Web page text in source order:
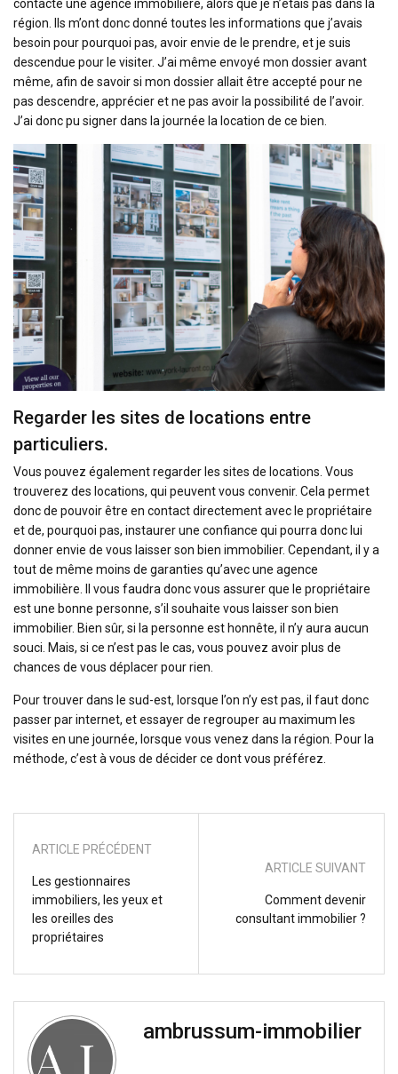
contacté une agence immobilière, alors que je n’étais pas dans la
région. Ils m’ont donc donné toutes les informations que j’avais
besoin pour pourquoi pas, avoir envie de le prendre, et je suis
descendue pour le visiter. J’ai même envoyé mon dossier avant
même, afin de savoir si mon dossier allait être accepté pour ne
pas descendre, apprécier et ne pas avoir la possibilité de l’avoir.
J’ai donc pu signer dans la journée la location de ce bien.
Regarder les sites de locations entre
particuliers.
Vous pouvez également regarder les sites de locations. Vous
trouverez des locations, qui peuvent vous convenir. Cela permet
donc de pouvoir être en contact directement avec le propriétaire
et de, pourquoi pas, instaurer une confiance qui pourra donc lui
donner envie de vous laisser son bien immobilier. Cependant, il y a
tout de même moins de garanties qu’avec une agence
immobilière. Il vous faudra donc vous assurer que le propriétaire
est une bonne personne, s’il souhaite vous laisser son bien
immobilier. Bien sûr, si la personne est honnête, il n’y aura aucun
souci. Mais, si ce n’est pas le cas, vous pouvez avoir plus de
chances de vous déplacer pour rien.
Pour trouver dans le sud-est, lorsque l’on n’y est pas, il faut donc
passer par internet, et essayer de regrouper au maximum les
visites en une journée, lorsque vous venez dans la région. Pour la
méthode, c’est à vous de décider ce dont vous préférez.
ARTICLE PRÉCÉDENT
Les gestionnaires
immobiliers, les yeux et
les oreilles des
propriétaires
ARTICLE SUIVANT
Comment devenir
consultant immobilier ?
ambrussum-immobilier